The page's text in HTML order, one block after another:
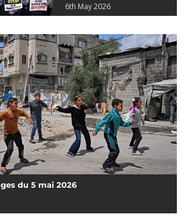
6th May 2026
du 5 mai 2026